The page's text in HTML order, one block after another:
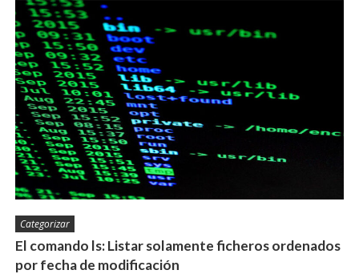
Categorizar
El comando ls: Listar solamente ficheros ordenados
por fecha de modificación